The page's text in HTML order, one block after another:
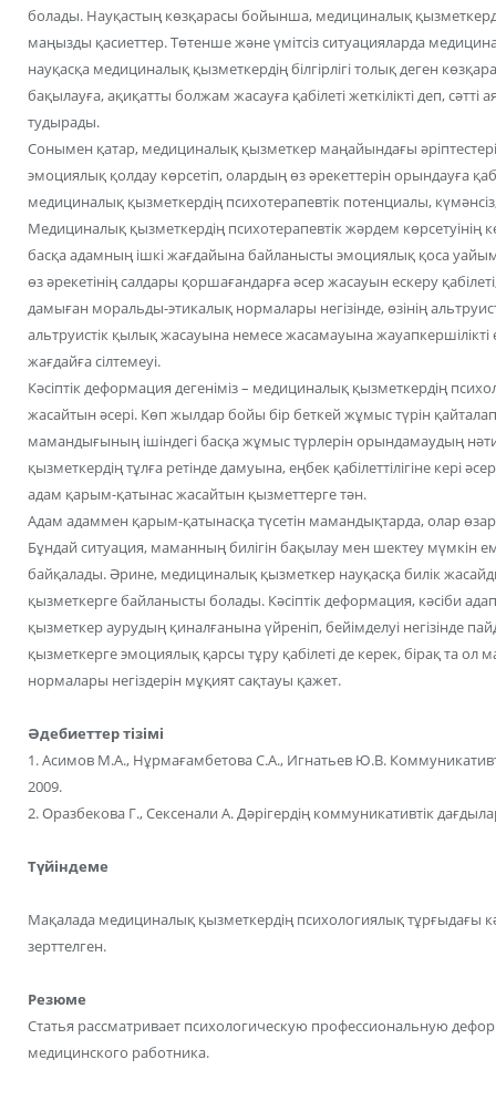
болады. Науқастың көзқарасы бойынша, медициналық қызметкердің
маңызды қасиеттер. Төтенше және үмітсіз ситуацияларда
науқасқа медициналық қызметкердің білгірлігі толық деген
бақылауға, ақиқатты болжам жасауға қабілеті жеткілікті деп, сәтті
тудырады.
Сонымен қатар, медициналық қызметкер маңайындағы
эмоциялық қолдау көрсетіп, олардың өз әрекеттерін орындауға
медициналық қызметкердің психотерапевтік потенциалы,
Медициналық қызметкердің психотерапевтік жәрдем көрсетуінің
басқа адамның ішкі жағдайына байланысты эмоциялық қоса
өз әрекетінің салдары қоршағандарға әсер жасауын ескеру
дамыған моральды-этикалық нормалары негізінде, өзінің
альтруистік қылық жасауына немесе жасамауына
жағдайға сілтемеуі.
Кәсіптік деформация дегеніміз – медициналық қызметкердің
жасайтын әсері. Көп жылдар бойы бір беткей жұмыс түрін
мамандығының ішіндегі басқа жұмыс түрлерін орындамаудың
қызметкердің тұлға ретінде дамуына, еңбек қабілеттілігіне кері
адам қарым-қатынас жасайтын қызметтерге тән.
Адам адаммен қарым-қатынасқа түсетін мамандықтарда, олар
Бұндай ситуация, маманның билігін бақылау мен шектеу мүмкін
байқалады. Әрине, медициналық қызметкер науқасқа билік
қызметкерге байланысты болады. Кәсіптік деформация, кәсіби
қызметкер аурудың қиналғанына үйреніп, бейімделуі негізінде
қызметкерге эмоциялық қарсы тұру қабілеті де керек, бірақ та ол
нормалары негіздерін мұқият сақтауы қажет.
Әдебиеттер тізімі
1. Асимов М.А., Нұрмағамбетова С.А., Игнатьев Ю.В.
2009.
2. Оразбекова Г., Сексенали А. Дәрігердің коммуникативтік
Түйіндеме
Мақалада медициналық қызметкердің психологиялық тұрғыдағы
зерттелген.
Резюме
Статья рассматривает психологическую профессиональную
медицинского работника.